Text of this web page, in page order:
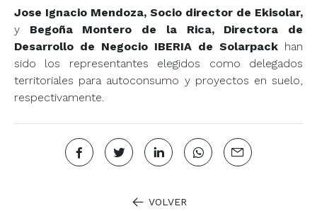
Jose Ignacio Mendoza, Socio director de Ekisolar,
y Begoña Montero de la Rica, Directora de
Desarrollo de Negocio IBERIA de Solarpack han
sido los representantes elegidos como delegados
territoriales para autoconsumo y proyectos en suelo,
respectivamente.
VOLVER